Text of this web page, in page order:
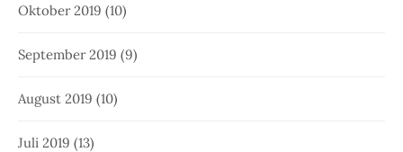
Oktober 2019 (10)
September 2019 (9)
August 2019 (10)
Juli 2019 (13)